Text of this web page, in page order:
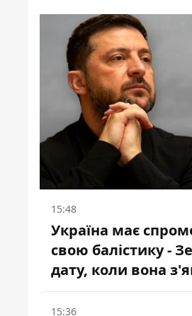
15:48
Україна має
свою балістику -
дату, коли вона
15:36